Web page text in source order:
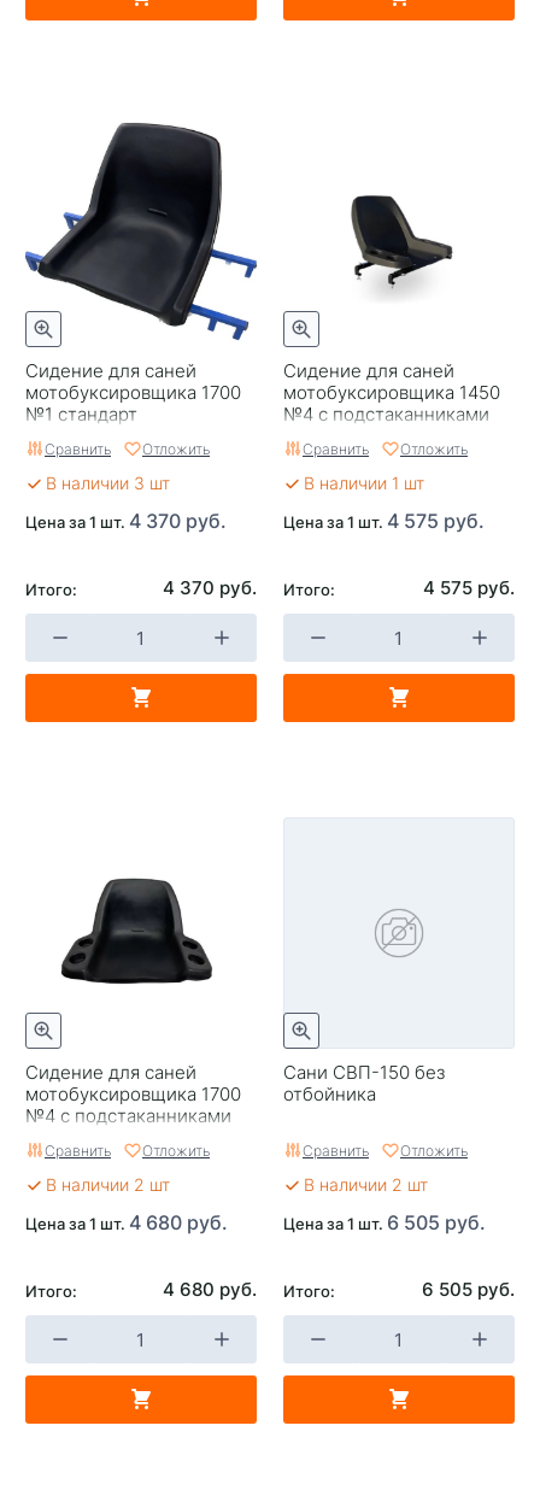
Сидение для саней
мотобуксировщика 1700
№1 стандарт
Сравнить Отложить
В наличии 3 шт
Цена за 1 шт. 4 370 руб.
Итого: 4 370 руб.
Сидение для саней
мотобуксировщика 1450
№4 с подстаканниками
Сравнить Отложить
В наличии 1 шт
Цена за 1 шт. 4 575 руб.
Итого: 4 575 руб.
Сидение для саней
мотобуксировщика 1700
№4 с подстаканниками
Сравнить Отложить
В наличии 2 шт
Цена за 1 шт. 4 680 руб.
Итого: 4 680 руб.
Сани СВП-150 без
отбойника
Сравнить Отложить
В наличии 2 шт
Цена за 1 шт. 6 505 руб.
Итого: 6 505 руб.